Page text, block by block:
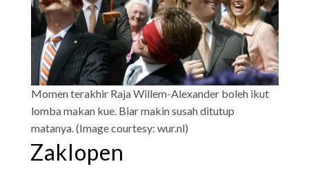
Momen terakhir Raja Willem-Alexander boleh ikut
lomba makan kue. Biar makin susah ditutup
matanya. (Image courtesy: wur.nl)
Zaklopen